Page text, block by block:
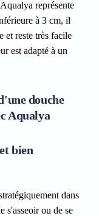
représente
à 3 cm, il
et reste très facile
est adapté à un
douche
Aqualya
bien
dans
s'asseoir ou de se